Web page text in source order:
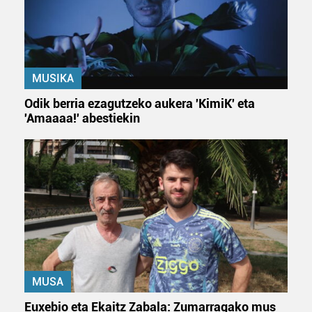
MUSIKA
Odik berria ezagutzeko aukera 'KimiK' eta
'Amaaaa!' abestiekin
MUSA
Euxebio eta Ekaitz Zabala: Zumarragako mus